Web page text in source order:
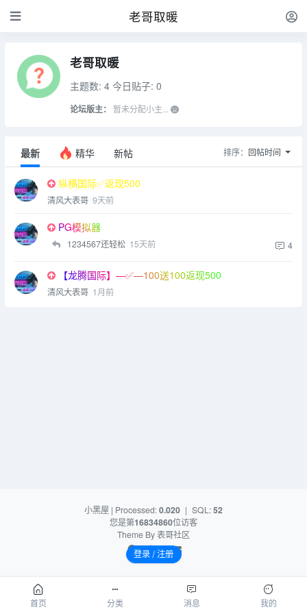
老哥取暖
老哥取暖
主题数: 4 今日贴子: 0
论坛版主： 暂未分配小主...
最新 精华 新帖 排序： 回帖时间
纵横国际✅返现500
清风大表哥 9天前
PG模拟器
1234567还轻松 15天前 4
【龙腾国际】—✅—100送100返现500
清风大表哥 1月前
小黑屋 | Processed:0.020 | SQL:52
您是第16834860位访客
Theme By表哥社区
首页 分类 消息 我的
登录 / 注册